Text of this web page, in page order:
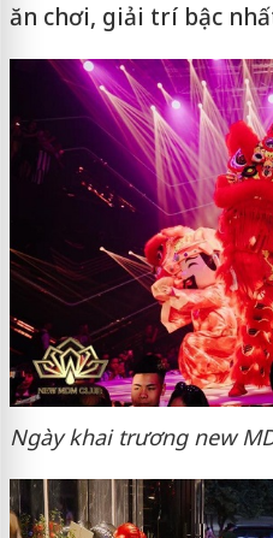
ăn chơi, giải trí bậc
Ngày khai trương new